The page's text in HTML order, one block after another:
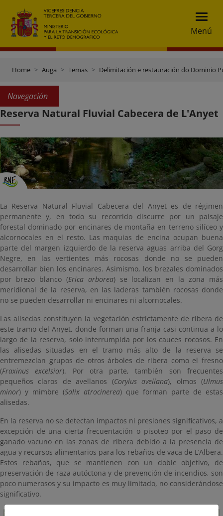
Menú
Home Auga Temas Delimitación e restauración do Dominio
Navegación
Reserva Natural Fluvial Cabecera de L'Anyet
La Reserva Natural Fluvial Cabecera del Anyet es de régimen
permanente y, en todo su recorrido discurre por un paisaje
forestal dominado por encinares de montaña en terreno silíceo y
alcornocales en el resto. Las maquias de encina ocupan buena
parte del margen izquierdo de la reserva aguas arriba del Gorg
Negre, en las vertientes más rocosas donde no se pueden
desarrollar bien los encinares. Asimismo, los brezales dominados
por brezo blanco (Erica arborea) se localizan en la zona más
meridional de la reserva, en las laderas también rocosas donde
no se pueden desarrollar ni encinares ni alcornocales.
Las alisedas constituyen la vegetación estrictamente de ribera de
este tramo del Anyet, donde forman una franja casi continua a lo
largo de la reserva, solo interrumpida por los cauces rocosos. En
las alisedas situadas en el tramo más alto de la reserva se
entremezclan grupos de otros árboles de ribera como el fresno
(Fraxinus excelsior). Por otra parte, también son frecuentes
pequeños claros de avellanos (Corylus avellana), olmos (Ulmus
minor) y mimbre (Salix atrocinerea) que forman parte de estas
alisedas.
En la reserva no se detectan impactos ni presiones significativos, a
excepción de una cierta frecuentación o pisoteo por el paso de
ganado vacuno en las zonas de ribera debido a la presencia de
agua y recursos alimentarios para los rebaños de vaca de L’Albera.
Estos rebaños, que se mantienen con un doble objetivo, de
preservación de raza autóctona y de prevención de incendios, son
poco numerosos y su impacto es muy limitado, no considerándose
significativo.